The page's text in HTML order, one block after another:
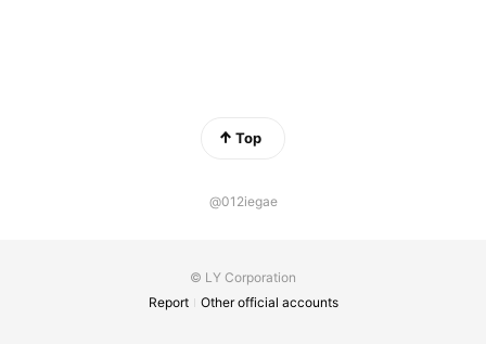
Top
@012iegae
© LY Corporation
Report
Other official accounts